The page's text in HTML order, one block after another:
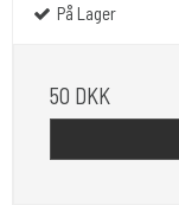
På Lager
50 DKK